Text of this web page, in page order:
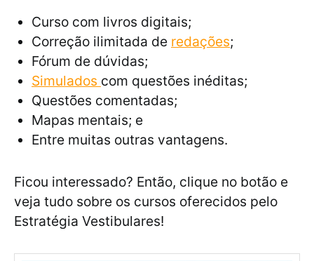
Curso com livros digitais;
Correção ilimitada de redações;
Fórum de dúvidas;
Simulados com questões inéditas;
Questões comentadas;
Mapas mentais; e
Entre muitas outras vantagens.
Ficou interessado? Então, clique no botão e
veja tudo sobre os cursos oferecidos pelo
Estratégia Vestibulares!